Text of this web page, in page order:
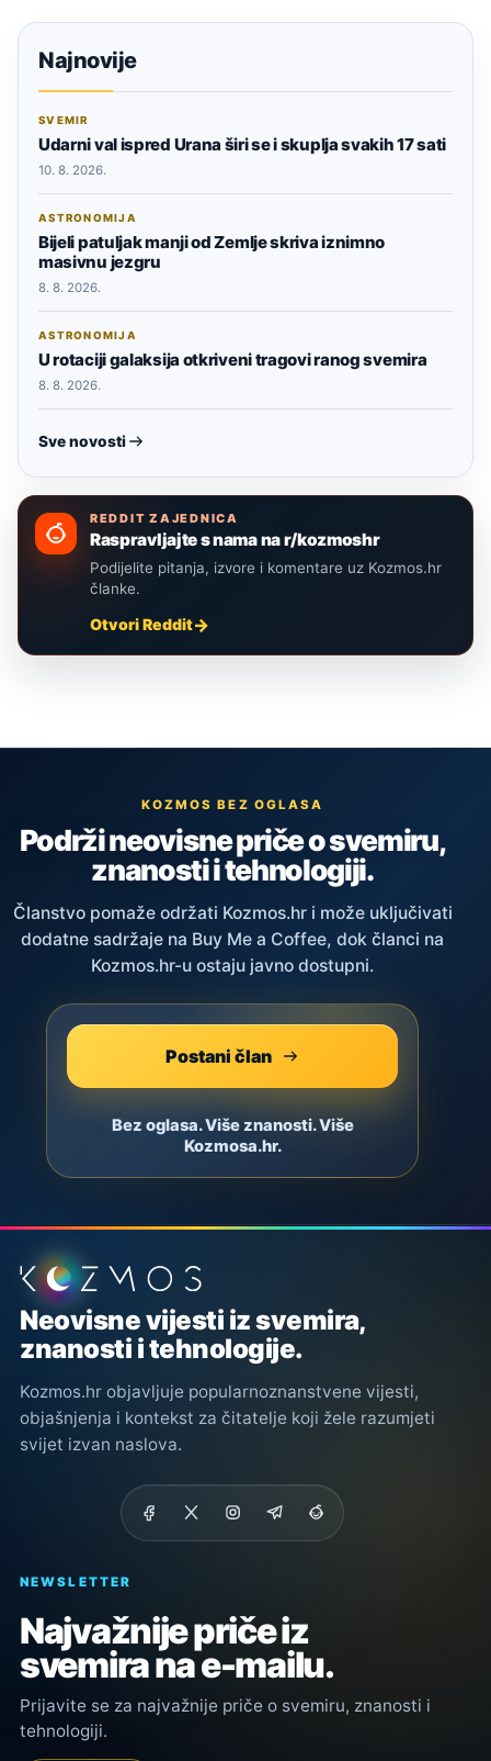
Najnovije
SVEMIR
Udarni val ispred Urana širi se i skuplja svakih 17 sati
10. 8. 2026.
ASTRONOMIJA
Bijeli patuljak manji od Zemlje skriva iznimno
masivnu jezgru
8. 8. 2026.
ASTRONOMIJA
U rotaciji galaksija otkriveni tragovi ranog svemira
8. 8. 2026.
Sve novosti
REDDIT ZAJEDNICA
Raspravljajte s nama na r/kozmoshr
Podijelite pitanja, izvore i komentare uz Kozmos.hr
članke.
Otvori Reddit
KOZMOS BEZ OGLASA
Podrži neovisne priče o svemiru,
znanosti i tehnologiji.
Članstvo pomaže održati Kozmos.hr i može uključivati
dodatne sadržaje na Buy Me a Coffee, dok članci na
Kozmos.hr-u ostaju javno dostupni.
Postani član
Bez oglasa. Više znanosti. Više
Kozmosa.hr.
Podnožje stranice
Neovisne vijesti iz svemira,
znanosti i tehnologije.
Kozmos.hr objavljuje popularnoznanstvene vijesti,
objašnjenja i kontekst za čitatelje koji žele razumjeti
svijet izvan naslova.
NEWSLETTER
Najvažnije priče iz
svemira na e-mailu.
Prijavite se za najvažnije priče o svemiru, znanosti i
tehnologiji.